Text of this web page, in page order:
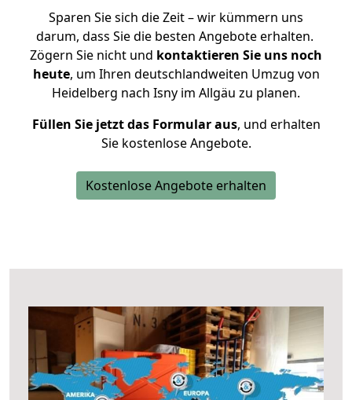
Sparen Sie sich die Zeit – wir kümmern uns
darum, dass Sie die besten Angebote erhalten.
Zögern Sie nicht und kontaktieren Sie uns noch
heute, um Ihren deutschlandweiten Umzug von
Heidelberg nach Isny im Allgäu zu planen.
Füllen Sie jetzt das Formular aus, und erhalten
Sie kostenlose Angebote.
Kostenlose Angebote erhalten